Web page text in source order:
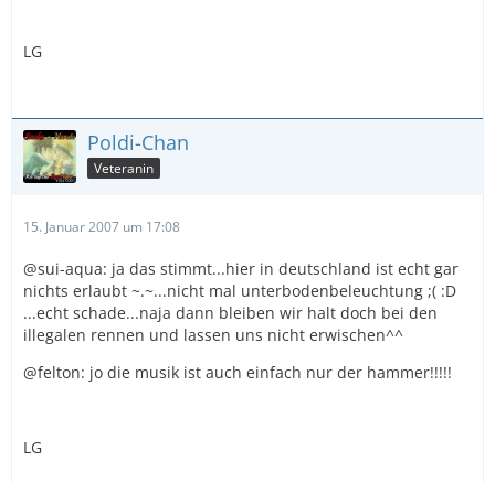
LG
Poldi-Chan
Veteranin
15. Januar 2007 um 17:08
@sui-aqua: ja das stimmt...hier in deutschland ist echt gar
nichts erlaubt ~.~...nicht mal unterbodenbeleuchtung ;( :D
...echt schade...naja dann bleiben wir halt doch bei den
illegalen rennen und lassen uns nicht erwischen^^
@felton: jo die musik ist auch einfach nur der hammer!!!!!
LG